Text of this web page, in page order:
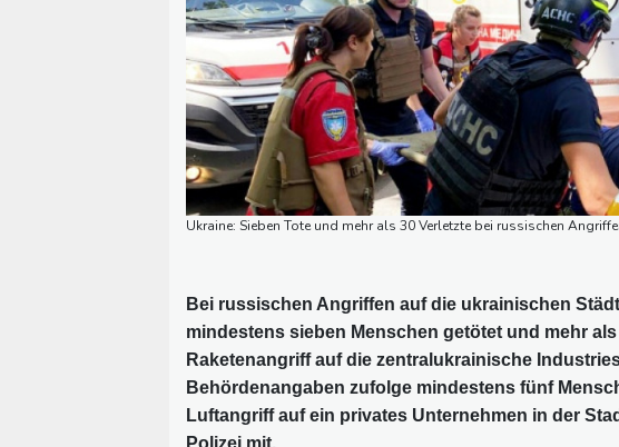
Ukraine: Sieben Tote und mehr als 30 Verletzte bei russischen
Bei russischen Angriffen auf die ukrainischen
mindestens sieben Menschen getötet und mehr
Raketenangriff auf die zentralukrainische
Behördenangaben zufolge mindestens fünf
Luftangriff auf ein privates Unternehmen in der
Polizei mit.